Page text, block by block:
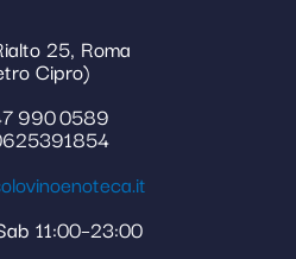
25, Roma
Cipro)
990 0589
11:00–23:00